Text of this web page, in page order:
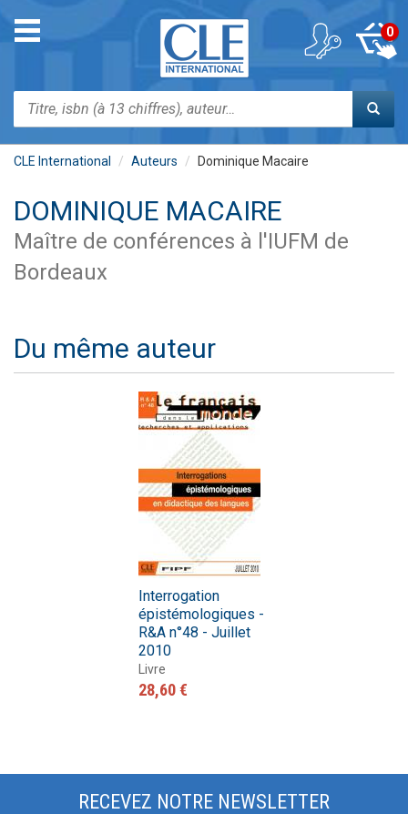
contenu
Toggle
navigation
Rechercher
0
CLE International Auteurs Dominique Macaire
DOMINIQUE MACAIRE
Maître de conférences à l'IUFM de
Bordeaux
Du même auteur
Interrogation
épistémologiques -
R&A n°48 - Juillet
2010
Livre
28,60 €
RECEVEZ NOTRE NEWSLETTER